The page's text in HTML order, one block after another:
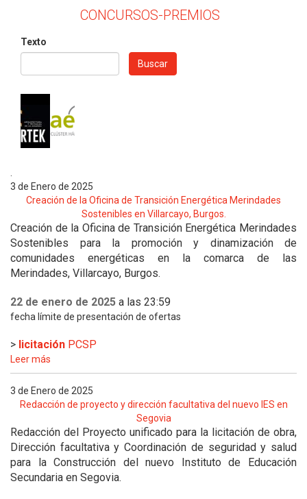
CONCURSOS-PREMIOS
Texto
Buscar
.
3 de Enero de 2025
Creación de la Oficina de Transición Energética Merindades
Sostenibles en Villarcayo, Burgos.
Creación de la Oficina de Transición Energética Merindades
Sostenibles para la promoción y dinamización de
comunidades energéticas en la comarca de las
Merindades, Villarcayo, Burgos.
22 de enero de 2025 a las 23:59
fecha límite de presentación de ofertas
> licitación PCSP
Leer más
3 de Enero de 2025
Redacción de proyecto y dirección facultativa del nuevo IES en
Segovia
Redacción del Proyecto unificado para la licitación de obra,
Dirección facultativa y Coordinación de seguridad y salud
para la Construcción del nuevo Instituto de Educación
Secundaria en Segovia.